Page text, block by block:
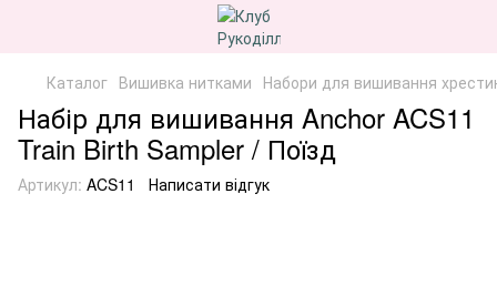
Каталог Вишивка нитками Набори для вишивання
Набір для вишивання Anchor ACS11
Train Birth Sampler / Поїзд
Артикул: ACS11 Написати відгук